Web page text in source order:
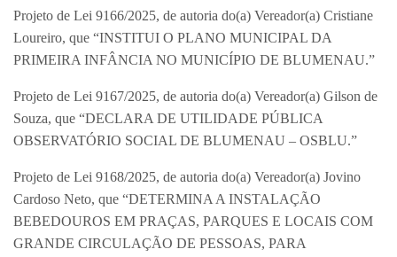
Projeto de Lei 9166/2025, de autoria do(a) Vereador(a) Cristiane
Loureiro, que “INSTITUI O PLANO MUNICIPAL DA
PRIMEIRA INFÂNCIA NO MUNICÍPIO DE BLUMENAU.”
Projeto de Lei 9167/2025, de autoria do(a) Vereador(a) Gilson de
Souza, que “DECLARA DE UTILIDADE PÚBLICA
OBSERVATÓRIO SOCIAL DE BLUMENAU – OSBLU.”
Projeto de Lei 9168/2025, de autoria do(a) Vereador(a) Jovino
Cardoso Neto, que “DETERMINA A INSTALAÇÃO
BEBEDOUROS EM PRAÇAS, PARQUES E LOCAIS COM
GRANDE CIRCULAÇÃO DE PESSOAS, PARA